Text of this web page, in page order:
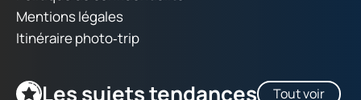
Mentions légales
Itinéraire photo‑trip
Les sujets tendances Tout voir